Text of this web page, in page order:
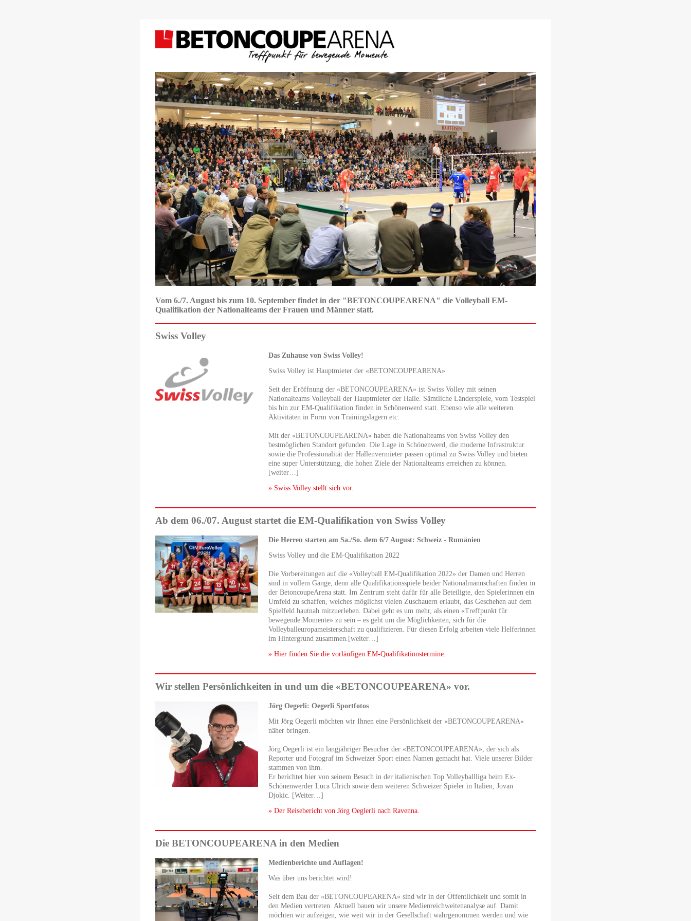
Vom 6./7. August bis zum 10. September findet in der "BETONCOUPEARENA" die Volleyball EM-
Qualifikation der Nationalteams der Frauen und Männer statt.
Swiss Volley
Das Zuhause von Swiss Volley!
Swiss Volley ist Hauptmieter der «BETONCOUPEARENA»
Seit der Eröffnung der «BETONCOUPEARENA» ist Swiss Volley mit seinen
Nationalteams Volleyball der Hauptmieter der Halle. Sämtliche Länderspiele, vom Testspiel
bis hin zur EM-Qualifikation finden in Schönenwerd statt. Ebenso wie alle weiteren
Aktivitäten in Form von Trainingslagern etc.
Mit der «BETONCOUPEARENA» haben die Nationalteams von Swiss Volley den
bestmöglichen Standort gefunden. Die Lage in Schönenwerd, die moderne Infrastruktur
sowie die Professionalität der Hallenvermieter passen optimal zu Swiss Volley und bieten
eine super Unterstützung, die hohen Ziele der Nationalteams erreichen zu können.
[weiter…]
» Swiss Volley stellt sich vor.
Ab dem 06./07. August startet die EM-Qualifikation von Swiss Volley
Die Herren starten am Sa./So. dem 6/7 August: Schweiz - Rumänien
Swiss Volley und die EM-Qualifikation 2022
Die Vorbereitungen auf die «Volleyball EM-Qualifikation 2022» der Damen und Herren
sind in vollem Gange, denn alle Qualifikationsspiele beider Nationalmannschaften finden in
der BetoncoupeArena statt. Im Zentrum steht dafür für alle Beteiligte, den Spielerinnen ein
Umfeld zu schaffen, welches möglichst vielen Zuschauern erlaubt, das Geschehen auf dem
Spielfeld hautnah mitzuerleben. Dabei geht es um mehr, als einen «Treffpunkt für
bewegende Momente» zu sein – es geht um die Möglichkeiten, sich für die
Volleyballeuropameisterschaft zu qualifizieren. Für diesen Erfolg arbeiten viele Helferinnen
im Hintergrund zusammen.[weiter…]
» Hier finden Sie die vorläufigen EM-Qualifikationstermine.
Wir stellen Persönlichkeiten in und um die «BETONCOUPEARENA» vor.
Jörg Oegerli: Oegerli Sportfotos
Mit Jörg Oegerli möchten wir Ihnen eine Persönlichkeit der «BETONCOUPEARENA»
näher bringen.
Jörg Oegerli ist ein langjähriger Besucher der «BETONCOUPEARENA», der sich als
Reporter und Fotograf im Schweizer Sport einen Namen gemacht hat. Viele unserer Bilder
stammen von ihm.
Er berichtet hier von seinem Besuch in der italienischen Top Volleyballliga beim Ex-
Schönenwerder Luca Ulrich sowie dem weiteren Schweizer Spieler in Italien, Jovan
Djokic. [Weiter…]
» Der Reisebericht von Jörg Oeglerli nach Ravenna.
Die BETONCOUPEARENA in den Medien
Medienberichte und Auflagen!
Was über uns berichtet wird!
Seit dem Bau der «BETONCOUPEARENA» sind wir in der Öffentlichkeit und somit in
den Medien vertreten. Aktuell bauen wir unsere Medienreichweitenanalyse auf. Damit
möchten wir aufzeigen, wie weit wir in der Gesellschaft wahrgenommen werden und wie